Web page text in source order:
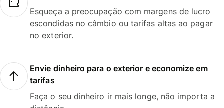
Esqueça a preocupação com margens de lucro
escondidas no câmbio ou tarifas altas ao pagar
no exterior.
Envie dinheiro para o exterior e economize em
tarifas
Faça o seu dinheiro ir mais longe, não importa a